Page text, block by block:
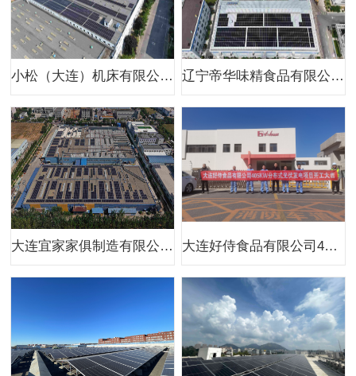
小松（大连）机床有限公司380kw二期分布式光伏项目 辽宁帝华味精食品有限公司400kw分布式光伏项目（一期）
大连宜家家俱制造有限公司1MW分布式光伏项目 大连好侍食品有限公司405kw分布式光伏项目